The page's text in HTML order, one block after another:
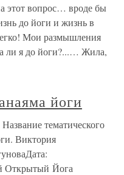
этот вопрос… вроде бы
до йоги и жизнь в
Мои размышления
ли я до йоги?...… Жила,
йоги
тематического
Виктория
Открытый Йога